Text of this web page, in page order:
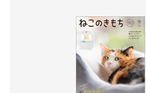
可愛らしい2匹について、「冷蔵庫の護り神」と飼